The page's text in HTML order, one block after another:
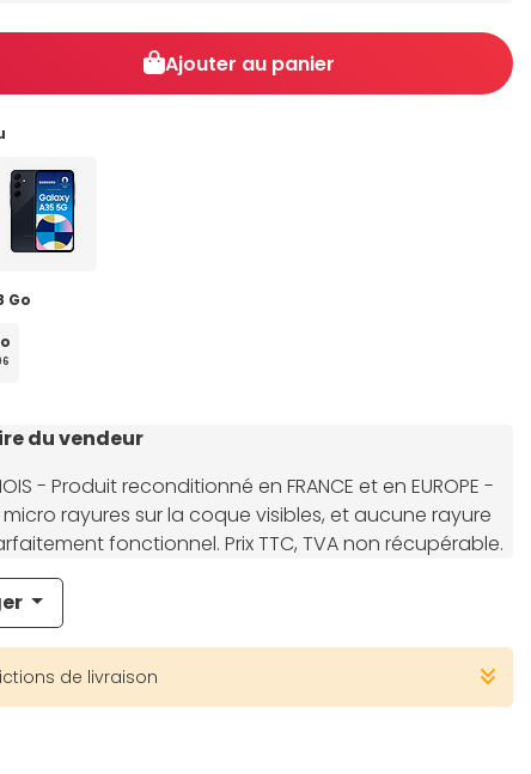
Ajouter au panier
Go
du vendeur
- Produit reconditionné en FRANCE et en EUROPE -
rayures sur la coque visibles, et aucune rayure
fonctionnel. Prix TTC, TVA non récupérable.
de livraison